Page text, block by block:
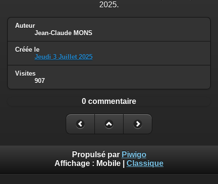
2025.
Auteur
Jean-Claude MONS
Créée le
Jeudi 3 Juillet 2025
Visites
907
0 commentaire
Propulsé par Piwigo
Affichage : Mobile Classique